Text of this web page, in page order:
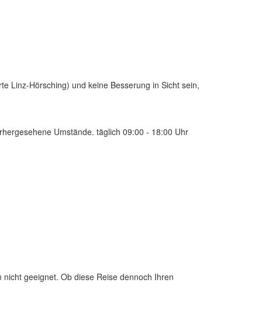
Linz-Hörsching) und keine Besserung in Sicht sein,
Umstände. täglich 09:00 - 18:00 Uhr
geeignet. Ob diese Reise dennoch Ihren